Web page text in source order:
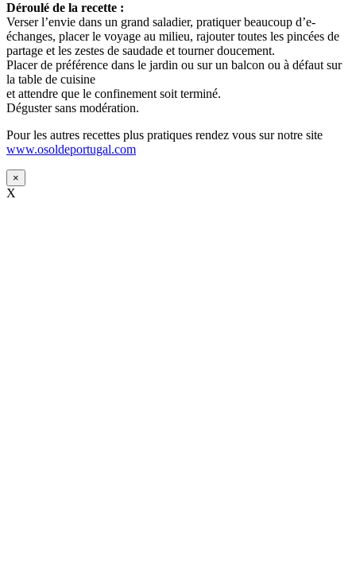
Déroulé de la recette :
Verser l’envie dans un grand saladier, pratiquer beaucoup d’e-
échanges, placer le voyage au milieu, rajouter toutes les pincées de
partage et les zestes de saudade et tourner doucement.
Placer de préférence dans le jardin ou sur un balcon ou à défaut sur
la table de cuisine
et attendre que le confinement soit terminé.
Déguster sans modération.
Pour les autres recettes plus pratiques rendez vous sur notre site
www.osoldeportugal.com
×
X